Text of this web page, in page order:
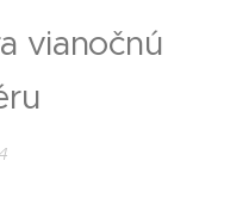
vianočnú